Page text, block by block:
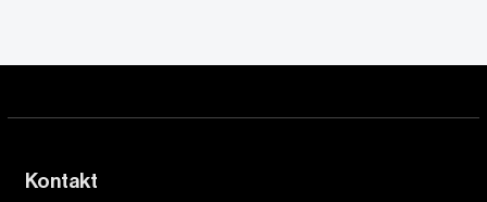
Kontakt